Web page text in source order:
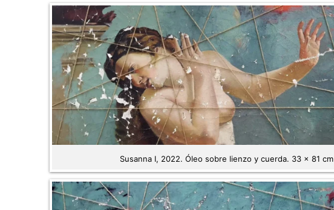
Susanna I, 2022. Óleo sobre lienzo y cuerda. 33 x 81 cm